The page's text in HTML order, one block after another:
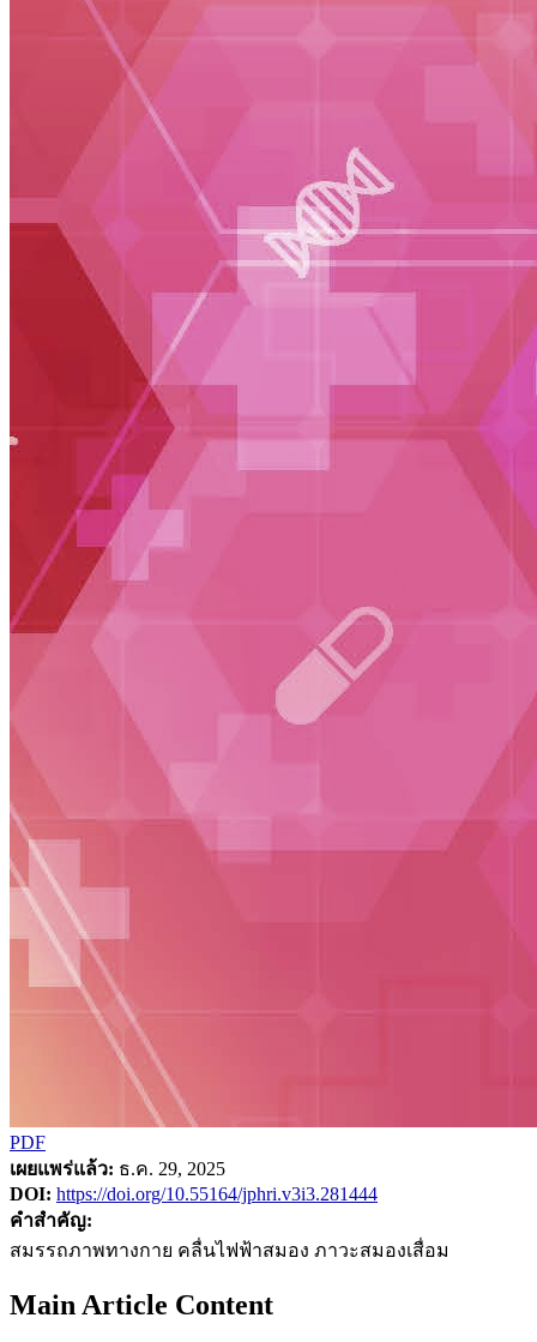
PDF
เผยแพร่แล้ว: ธ.ค. 29, 2025
DOI: https://doi.org/10.55164/jphri.v3i3.281444
คำสำคัญ:
สมรรถภาพทางกาย คลื่นไฟฟ้าสมอง ภาวะสมองเสื่อม
Main Article Content